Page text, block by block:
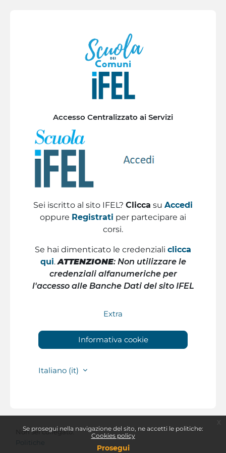
Se prosegui nella navigazione del sito, ne accetti le politiche:
Cookies policy
Prosegui
Accesso Centralizzato ai Servizi
Sei iscritto al sito IFEL? Clicca su Accedi
oppure Registrati per partecipare ai
corsi.
Se hai dimenticato le credenziali clicca
qui.ATTENZIONE: Non utilizzare le
credenziali alfanumeriche per
l'accesso alle Banche Dati del sito IFEL
Extra
Informativa cookie
Italiano ‎(it)‎
Non sei collegato.
Politiche